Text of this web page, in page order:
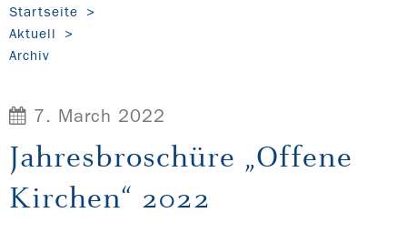
Startseite
Aktuell
Archiv
7. March 2022
Jahresbroschüre „Offene
Kirchen“ 2022